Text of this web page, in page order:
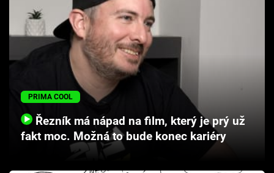
PRIMA COOL
Řezník má nápad na film, který je prý už
fakt moc. Možná to bude konec kariéry